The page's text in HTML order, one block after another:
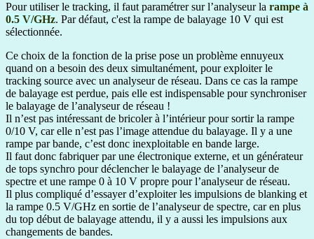
Pour utiliser le tracking, il faut paramétrer sur l’analyseur la rampe à
0.5 V/GHz. Par défaut, c'est la rampe de balayage 10 V qui est
sélectionnée.
Ce choix de la fonction de la prise pose un problème ennuyeux
quand on a besoin des deux simultanément, pour exploiter le
tracking source avec un analyseur de réseau. Dans ce cas la rampe
de balayage est perdue, pais elle est indispensable pour synchroniser
le balayage de l’analyseur de réseau !
Il n’est pas intéressant de bricoler à l’intérieur pour sortir la rampe
0/10 V, car elle n’est pas l’image attendue du balayage. Il y a une
rampe par bande, c’est donc inexploitable en bande large.
Il faut donc fabriquer par une électronique externe, et un générateur
de tops synchro pour déclencher le balayage de l’analyseur de
spectre et une rampe 0 à 10 V propre pour l’analyseur de réseau.
Il plus compliqué d’essayer d’exploiter les impulsions de blanking et
la rampe 0.5 V/GHz en sortie de l’analyseur de spectre, car en plus
du top début de balayage attendu, il y a aussi les impulsions aux
changements de bandes.